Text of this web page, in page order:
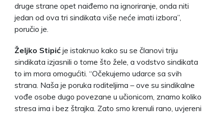
druge strane opet naiđemo na ignoriranje, onda niti
jedan od ova tri sindikata više neće imati izbora”,
poručio je.
Željko Stipić je istaknuo kako su se članovi triju
sindikata izjasnili o tome što žele, a vodstvo sindikata
to im mora omogućiti. “Očekujemo udarce sa svih
strana. Naša je poruka roditeljima – ove su sindikalne
vođe osobe dugo povezane u učionicom, znamo koliko
stresa ima i bez štrajka. Zato smo krenuli rano, uvjereni